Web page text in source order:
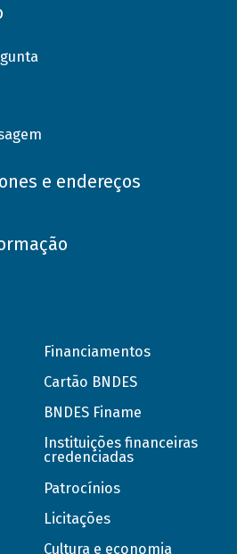
e endereços
Financiamentos
Cartão BNDES
BNDES Finame
Instituições financeiras
credenciadas
Patrocínios
Licitações
Cultura e economia